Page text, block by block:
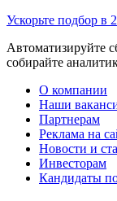
Ускорьте подбор в
Автоматизируйте
собирайте
О компании
Наши
Партнерам
Реклама на
Новости и
Инвесторам
Кандидаты